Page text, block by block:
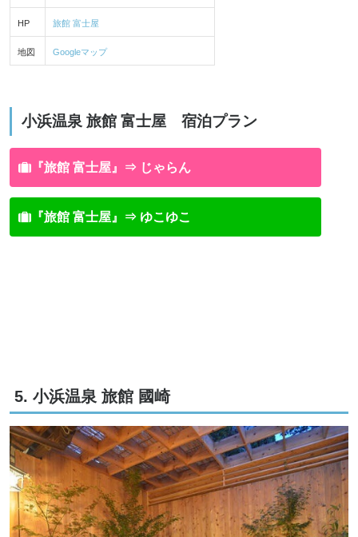
HP 旅館 富士屋
地図 Googleマップ
小浜温泉 旅館 富士屋 宿泊プラン
『旅館 富士屋』⇒ じゃらん
『旅館 富士屋』⇒ ゆこゆこ
5. 小浜温泉 旅館 國崎